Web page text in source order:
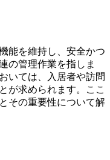
能を維持し、安全かつ
の管理作業を指しま
いては、入居者や訪問
が求められます。ここ
その重要性について解